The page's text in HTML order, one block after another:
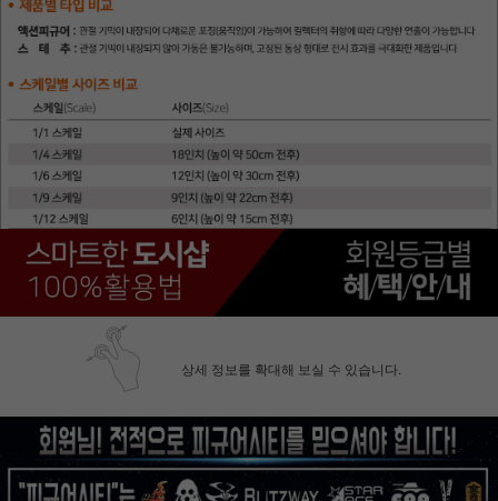
상세 정보를 확대해 보실 수 있습니다.